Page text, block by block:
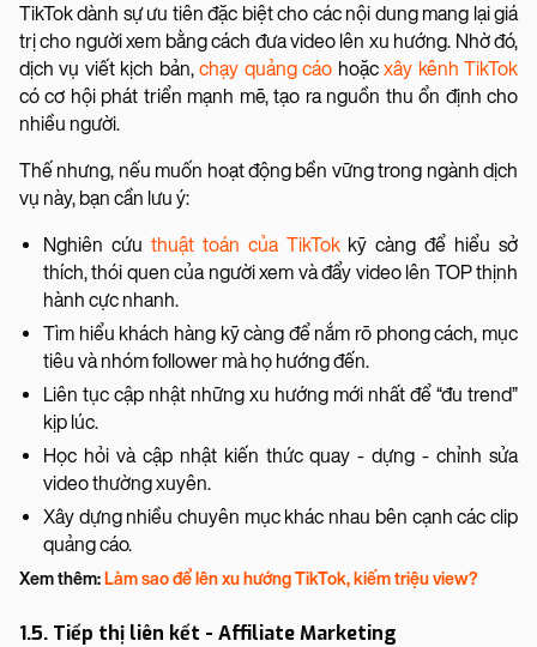
TikTok dành sự ưu tiên đặc biệt cho các nội dung mang lại giá
trị cho người xem bằng cách đưa video lên xu hướng. Nhờ đó,
dịch vụ viết kịch bản,chạy quảng cáo hoặcxây kênh TikTok
có cơ hội phát triển mạnh mẽ, tạo ra nguồn thu ổn định cho
nhiều người.
Thế nhưng, nếu muốn hoạt động bền vững trong ngành dịch
vụ này, bạn cần lưu ý:
Nghiên cứu thuật toán của TikTokkỹ càng để hiểu sở
thích, thói quen của người xem và đẩy video lên TOP thịnh
hành cực nhanh.
Tìm hiểu khách hàng kỹ càng để nắm rõ phong cách, mục
tiêu và nhóm follower mà họ hướng đến.
Liên tục cập nhật những xu hướng mới nhất để “đu trend”
kịp lúc.
Học hỏi và cập nhật kiến thức quay - dựng - chỉnh sửa
video thường xuyên.
Xây dựng nhiều chuyên mục khác nhau bên cạnh các clip
quảng cáo.
Xem thêm: Làm sao để lên xu hướng TikTok, kiếm triệu view?
1.5. Tiếp thị liên kết - Affiliate Marketing